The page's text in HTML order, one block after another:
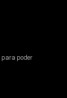
para poder